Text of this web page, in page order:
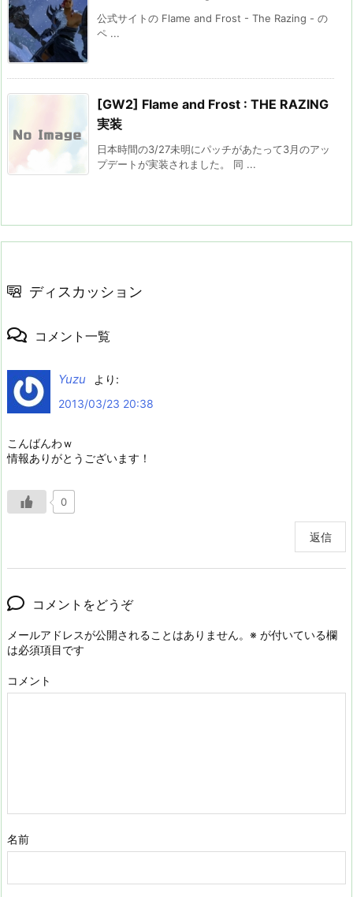
公式サイトの Flame and Frost - The Razing - の
ペ ...
[GW2] Flame and Frost : THE RAZING
実装
日本時間の3/27未明にパッチがあたって3月のアッ
プデートが実装されました。 同 ...
ディスカッション
コメント一覧
Yuzu
より:
2013/03/23 20:38
こんばんわｗ
情報ありがとうございます！
0
返信
コメントをどうぞ
メールアドレスが公開されることはありません。 ※ が付いている欄
は必須項目です
コメント
名前